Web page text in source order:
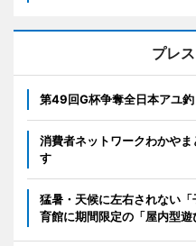
プレ
第49回G杯争奪全日本アユ釣
消費者ネットワークわかや
す
猛暑・天候に左右されない
育館に期間限定の「屋内型遊